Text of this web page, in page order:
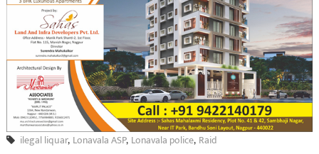
ilegal liquar, Lonavala ASP, Lonavala police, Raid